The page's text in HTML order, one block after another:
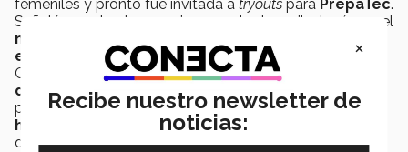
femeniles y pronto fue invitada a tryouts para PrepaTec.
Señaló que desde ese primer contacto se ilusionó con el
nivel de juego
educativo del Tec.
Combinar la
exigencia académicacon el
de alto nivel
fue un reto, pero también la preparación
para lo que vendría. Sheila enfatizó queel Tec le dio
habilidades y aprendizajes que forman parte de su
día a día:trabajo en equipo, liderazgo y resiliencia
×
Recibe nuestro newsletter de
noticias: